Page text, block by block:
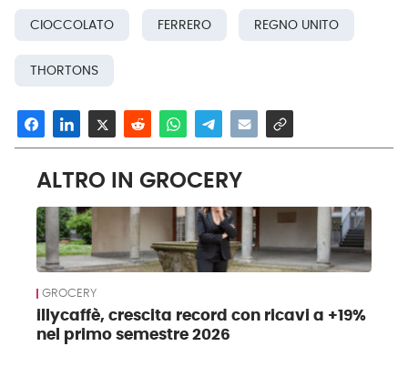
CIOCCOLATO FERRERO REGNO UNITO
THORTONS
ALTRO IN GROCERY
GROCERY
illycaffè, crescita record con ricavi a +19%
nel primo semestre 2026